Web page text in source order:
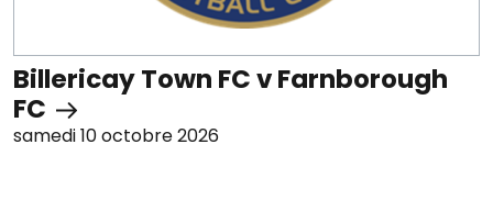
Billericay Town FC v Farnborough
FC
samedi 10 octobre 2026